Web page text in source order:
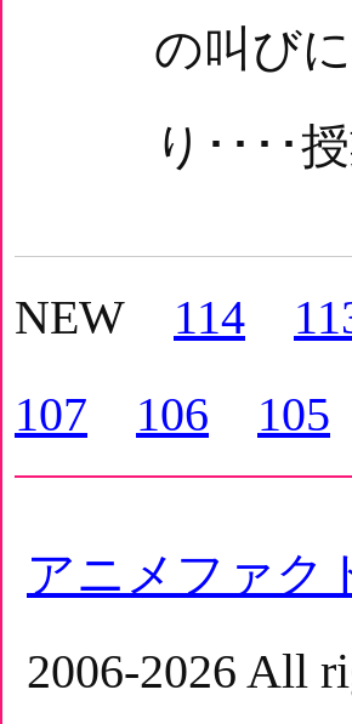
の叫び
り････
NEW 114
107
106 105
アニメファク
2006-2026 All